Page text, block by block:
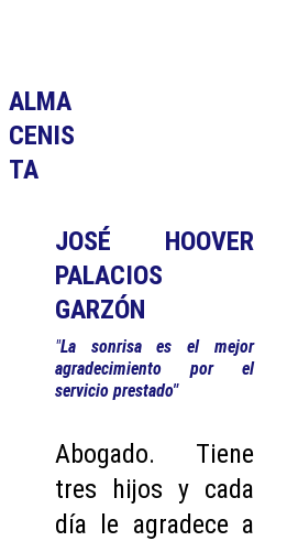
ALMA
CENIS
TA
JOSÉ HOOVER
PALACIOS
GARZÓN
"La sonrisa es el mejor
agradecimiento por el
servicio prestado"
Abogado. Tiene
tres hijos y cada
día le agradece a